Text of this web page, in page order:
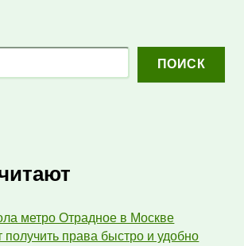
ПОИСК
метро Отрадное в Москве
получить права быстро и удобно